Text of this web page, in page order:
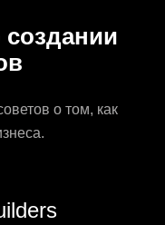
о том, как